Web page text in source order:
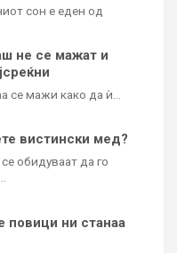
сон е еден од
не се мажат и
се мажи како да ѝ…
вистински мед?
обидуваат да го
повици ни станаа